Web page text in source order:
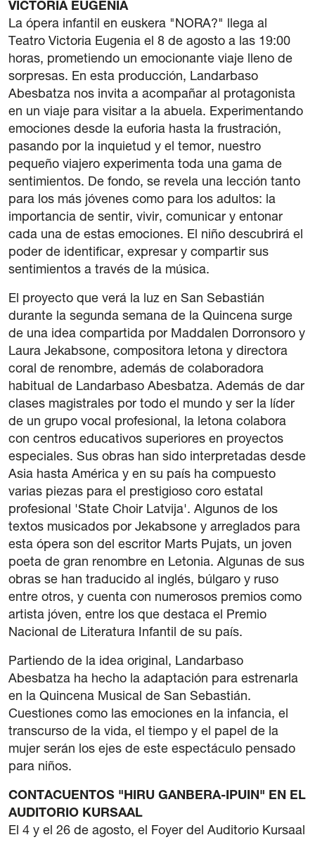
Mention légale
Politique de confidentialité
Politique de Cookies
Conditions générales d’achat de billets
VICTORIA EUGENIA
La ópera infantil en euskera "NORA?" llega al
Teatro Victoria Eugenia el 8 de agosto a las 19:00
horas, prometiendo un emocionante viaje lleno de
sorpresas. En esta producción, Landarbaso
Abesbatza nos invita a acompañar al protagonista
en un viaje para visitar a la abuela. Experimentando
emociones desde la euforia hasta la frustración,
pasando por la inquietud y el temor, nuestro
pequeño viajero experimenta toda una gama de
sentimientos. De fondo, se revela una lección tanto
para los más jóvenes como para los adultos: la
importancia de sentir, vivir, comunicar y entonar
cada una de estas emociones. El niño descubrirá el
poder de identificar, expresar y compartir sus
sentimientos a través de la música.
El proyecto que verá la luz en San Sebastián
durante la segunda semana de la Quincena surge
de una idea compartida por Maddalen Dorronsoro y
Laura Jekabsone, compositora letona y directora
coral de renombre, además de colaboradora
habitual de Landarbaso Abesbatza. Además de dar
clases magistrales por todo el mundo y ser la líder
de un grupo vocal profesional, la letona colabora
con centros educativos superiores en proyectos
especiales. Sus obras han sido interpretadas desde
Asia hasta América y en su país ha compuesto
varias piezas para el prestigioso coro estatal
profesional 'State Choir Latvija'. Algunos de los
textos musicados por Jekabsone y arreglados para
esta ópera son del escritor Marts Pujats, un joven
poeta de gran renombre en Letonia. Algunas de sus
obras se han traducido al inglés, búlgaro y ruso
entre otros, y cuenta con numerosos premios como
artista jóven, entre los que destaca el Premio
Nacional de Literatura Infantil de su país.
Partiendo de la idea original, Landarbaso
Abesbatza ha hecho la adaptación para estrenarla
en la Quincena Musical de San Sebastián.
Cuestiones como las emociones en la infancia, el
transcurso de la vida, el tiempo y el papel de la
mujer serán los ejes de este espectáculo pensado
para niños.
CONTACUENTOS "HIRU GANBERA-IPUIN" EN EL
AUDITORIO KURSAAL
El 4 y el 26 de agosto, el Foyer del Auditorio Kursaal